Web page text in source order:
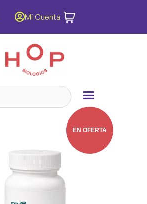
ENVÍOS GRATIS
Península y Baleares
Mi Cuenta
EN OFERTA